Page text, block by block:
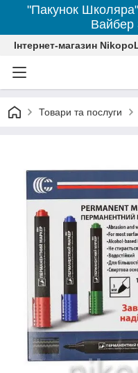
"Пакунок
Вайбер
Інтернет-магазин
Товари та послуги